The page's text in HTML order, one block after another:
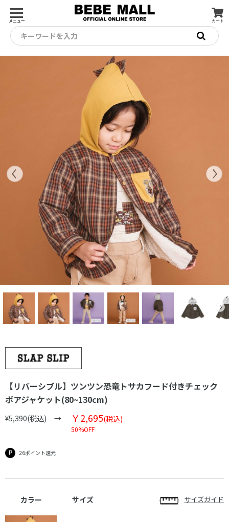
メニュー カート
キーワードを入力
【リバーシブル】ツンツン恐竜トサカフード付きチェック
ボアジャケット(80~130cm)
¥5,390(税込) ￥2,695(税込)
50%OFF
26ポイント還元
カラー サイズ サイズガイド